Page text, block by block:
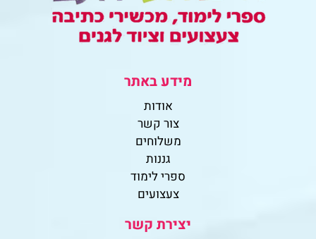
מידע באתר
אודות
צור קשר
משלוחים
גננות
ספרי לימוד
צעצועים
יצירת קשר